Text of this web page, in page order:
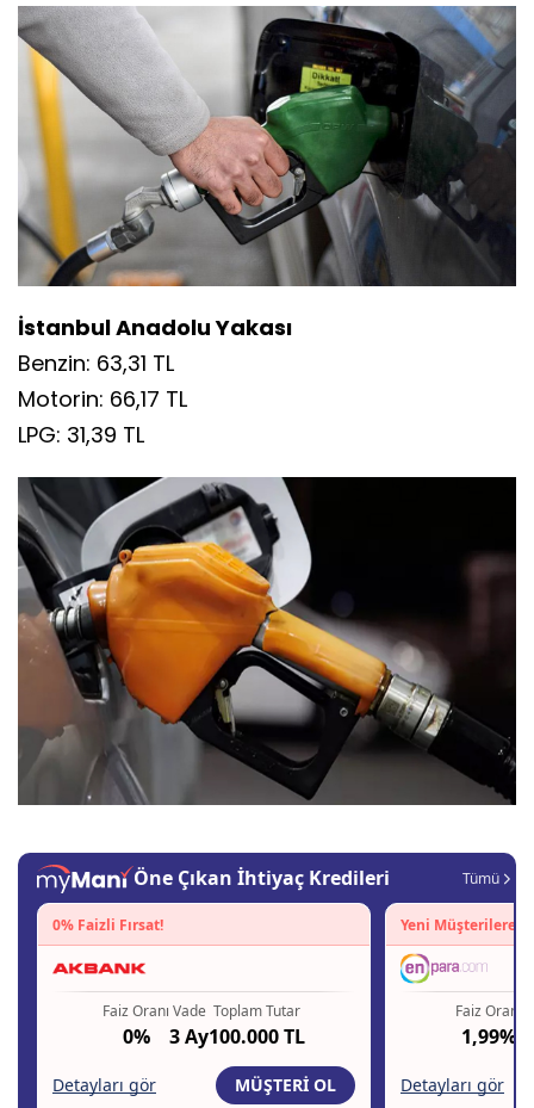
İstanbul Anadolu Yakası
Benzin: 63,31 TL
Motorin: 66,17 TL
LPG: 31,39 TL